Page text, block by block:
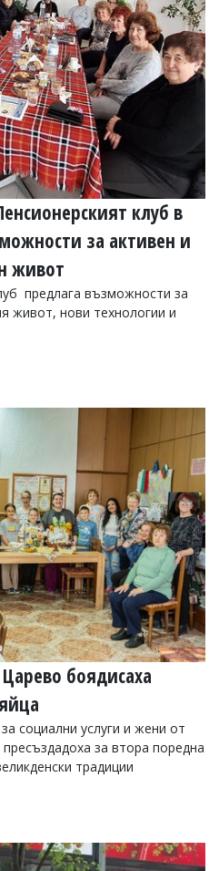
клуб в
за активен и
живот
предлага възможности за
живот, нови технологии и
боядисаха
социални услуги и жени от
пресъздадоха за втора поредна
традиции